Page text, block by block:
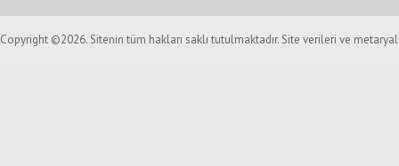
Copyright ©2026. Sitenin tüm hakları saklı tutulmaktadır. Site verileri ve